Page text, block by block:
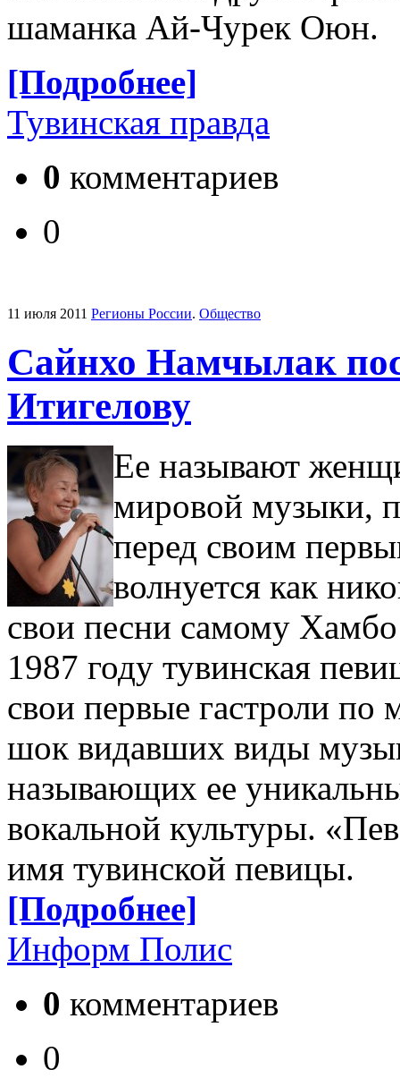
шаманка Ай-Чурек Оюн.
[Подробнее]
Тувинская правда
0 комментариев
0
11 июля 2011 Регионы России. Общество
Сайнхо Намчылак
Итигелову
Ее называют
мировой музыки,
перед своим
волнуется как
свои песни самому
1987 году тувинская
свои первые гастроли по
шок видавших виды
называющих ее
вокальной культуры.
имя тувинской певицы.
[Подробнее]
Информ Полис
0 комментариев
0